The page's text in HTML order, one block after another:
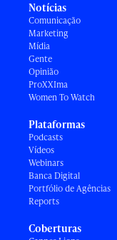
Notícias
Comunicação
Marketing
Mídia
Gente
Opinião
ProXXIma
Women To Watch
Plataformas
Podcasts
Vídeos
Webinars
Banca Digital
Portfólio de Agências
Reports
Coberturas